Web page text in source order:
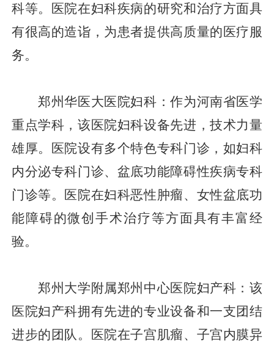
科等。医院在妇科疾病的研究和治疗方面具
有很高的造诣，为患者提供高质量的医疗服
务。
郑州华医大医院妇科：作为河南省医学
重点学科，该医院妇科设备先进，技术力量
雄厚。医院设有多个特色专科门诊，如妇科
内分泌专科门诊、盆底功能障碍性疾病专科
门诊等。医院在妇科恶性肿瘤、女性盆底功
能障碍的微创手术治疗等方面具有丰富经
验。
郑州大学附属郑州中心医院妇产科：该
医院妇产科拥有先进的专业设备和一支团结
进步的团队。医院在子宫肌瘤、子宫内膜异